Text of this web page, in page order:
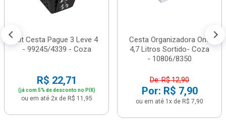
Kit Cesta Pague 3 Leve 4
- 99245/4339 - Coza
R$ 22,71
(já com 5% de desconto no PIX)
ou em até 2x de R$ 11,95
Cesta Organizadora One
4,7 Litros Sortido- Coza
- 10806/8350
De: R$ 12,90
Por: R$ 7,90
ou em até 1x de R$ 7,90